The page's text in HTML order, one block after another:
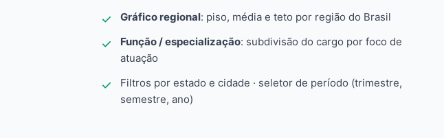
Gráfico regional: piso, média e teto por região do Brasil
Função / especialização: subdivisão do cargo por foco de
atuação
Filtros por estado e cidade · seletor de período (trimestre,
semestre, ano)